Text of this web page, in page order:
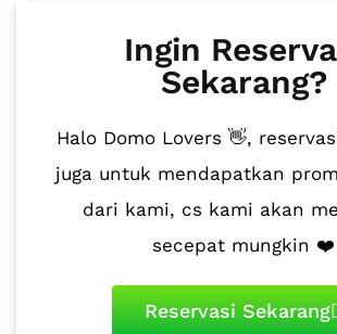
Ingin
Sekarang?
Halo Domo Lovers 👋,
juga untuk mendapatkan
dari kami, cs kami akan
secepat mungkin ❤️
Reservasi Sekarang